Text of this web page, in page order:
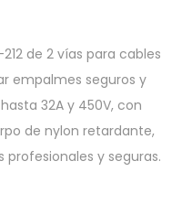
de 2 vías para cables
empalmes seguros y
32A y 450V, con
de nylon retardante,
y seguras.